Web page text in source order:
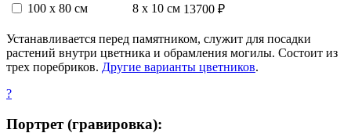
100 х 80 см
8 х 10 см 13700 ₽
Устанавливается перед памятником, служит для посадки
растений внутри цветника и обрамления могилы. Состоит из
трех поребриков. Другие варианты цветников.
?
Портрет (гравировка):